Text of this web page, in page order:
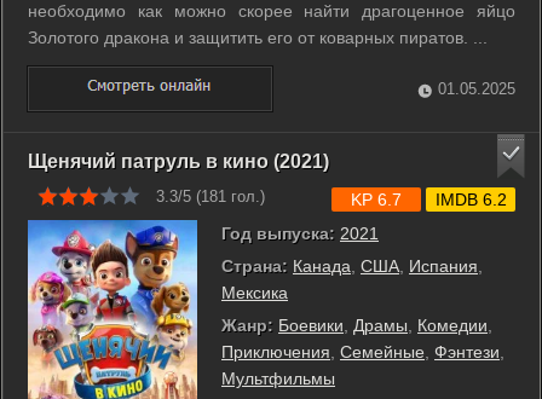
необходимо как можно скорее найти драгоценное яйцо
Золотого дракона и защитить его от коварных пиратов. ...
01.05.2025
Щенячий патруль в кино (2021)
3.3/5 (181 гол.)
Год выпуска: 2021
Страна: Канада США Испания
Мексика
Жанр: Боевики Драмы Комедии
Приключения Семейные Фэнтези
Мультфильмы
KP 6.7 IMDB 6.2